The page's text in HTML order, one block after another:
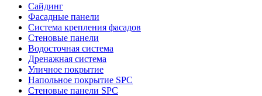
Сайдинг
Фасадные панели
Система крепления фасадов
Стеновые панели
Водосточная система
Дренажная система
Уличное покрытие
Напольное покрытие SPC
Стеновые панели SPC